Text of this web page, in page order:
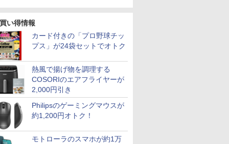
い得情報
カード付きの「プロ野球チッ
プス」が24袋セットでオトク
熱風で揚げ物を調理する
COSORIのエアフライヤーが
2,000円引き
Philipsのゲーミングマウスが
約1,200円オトク！
モトローラのスマホが約1万